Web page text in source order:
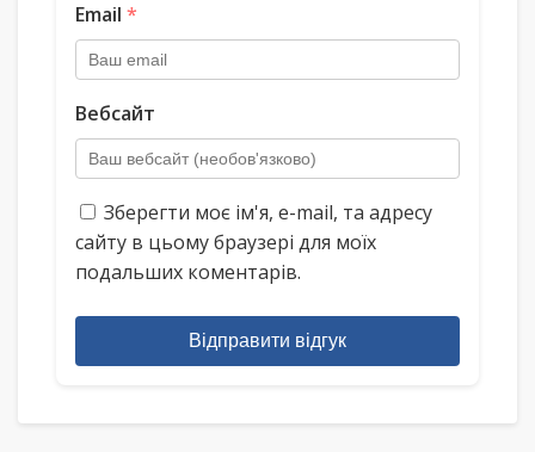
Email *
Вебсайт
Зберегти моє ім'я, e-mail, та адресу
сайту в цьому браузері для моїх
подальших коментарів.
Відправити відгук